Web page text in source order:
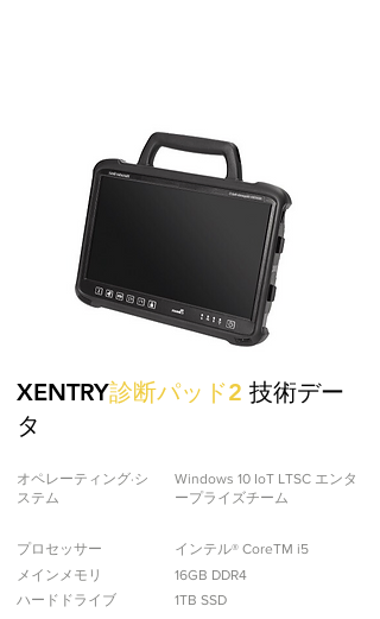
XENTRY診断パッド2 技術デー
タ
オペレーティング·シ
ステム
プロセッサー
メインメモリ
ハードドライブ
Windows 10 IoT LTSC エンタ
ープライズチーム
インテル® CoreTM i5
16GB DDR4
1TB SSD